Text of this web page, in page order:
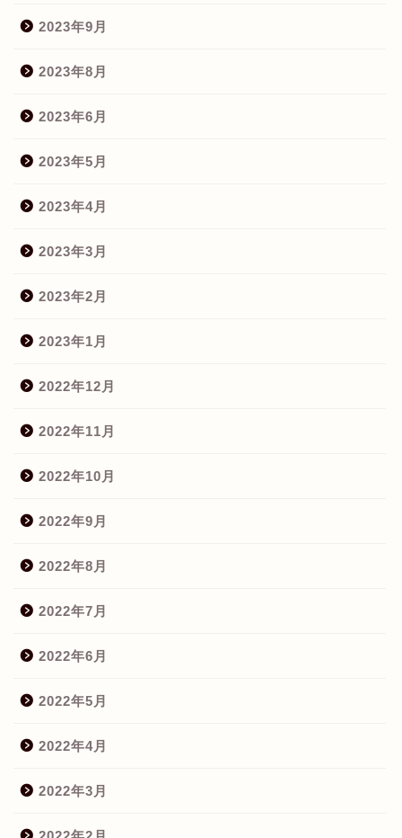
2023年9月
2023年8月
2023年6月
2023年5月
2023年4月
2023年3月
2023年2月
2023年1月
2022年12月
2022年11月
2022年10月
2022年9月
2022年8月
2022年7月
2022年6月
2022年5月
2022年4月
2022年3月